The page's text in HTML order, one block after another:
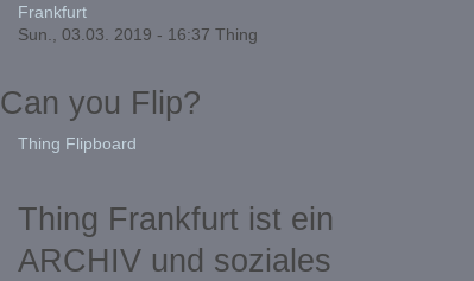
Frankfurt
Sun., 03.03. 2019 - 16:37 Thing
Can you Flip?
Thing Flipboard
Thing Frankfurt ist ein
ARCHIV und soziales